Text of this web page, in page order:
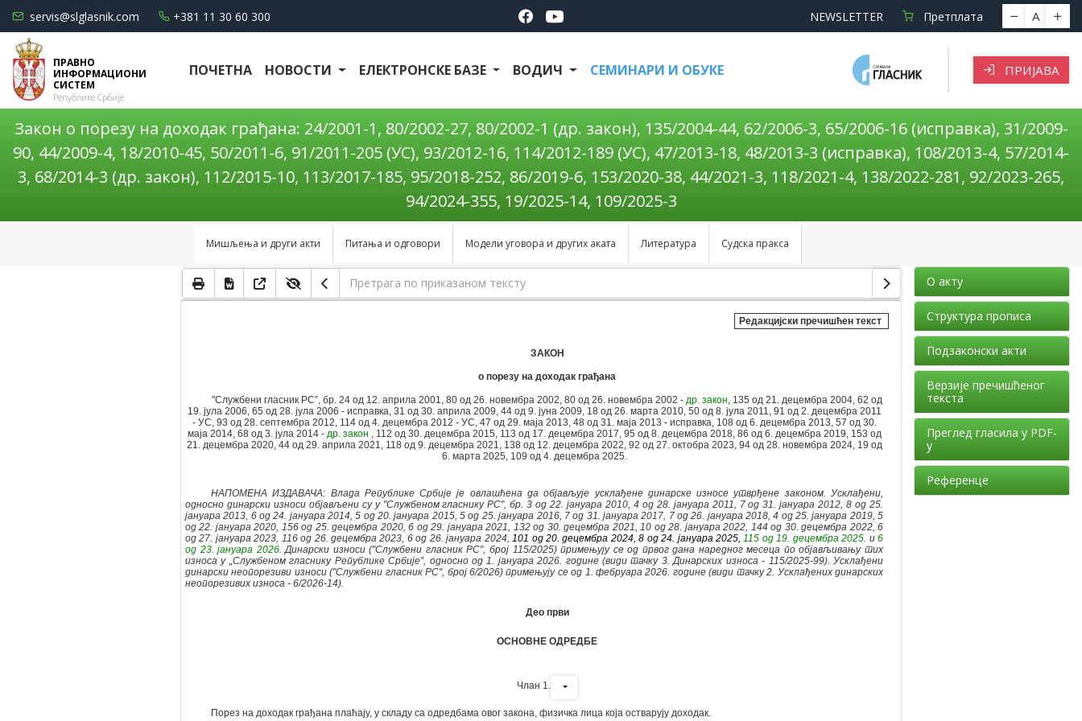
servis@slglasnik.com +381 11 30 60 300 NEWSLETTER Претплата A
ПРАВНО
ИНФОРМАЦИОНИ
СИСТЕМ
Републике Србије
ПОЧЕТНА НОВОСТИ ЕЛЕКТРОНСКЕ БАЗЕ ВОДИЧ СЕМИНАРИ И ОБУКЕ ПРИЈАВА
Закон о порезу на доходак грађана: 24/2001-1, 80/2002-27, 80/2002-1 (др. закон), 135/2004-44, 62/2006-3, 65/2006-16 (исправка), 31/2009-
90, 44/2009-4, 18/2010-45, 50/2011-6, 91/2011-205 (УС), 93/2012-16, 114/2012-189 (УС), 47/2013-18, 48/2013-3 (исправка), 108/2013-4, 57/2014-
3, 68/2014-3 (др. закон), 112/2015-10, 113/2017-185, 95/2018-252, 86/2019-6, 153/2020-38, 44/2021-3, 118/2021-4, 138/2022-281, 92/2023-265,
94/2024-355, 19/2025-14, 109/2025-3
Мишљења и други акти Питања и одговори Модели уговора и других аката Литература Судска пракса
Редакцијски пречишћен текст
ЗАКОН
о порезу на доходак грађана
"Службени гласник РС”, бр. 24 од 12. априла 2001, 80 од 26. новембра 2002, 80 од 26. новембра 2002 - др. закон , 135 од 21. децембра 2004, 62 од
19. јула 2006, 65 од 28. јула 2006 - исправка, 31 од 30. априла 2009, 44 од 9. јуна 2009, 18 од 26. марта 2010, 50 од 8. јула 2011, 91 од 2. децембра 2011
- УС, 93 од 28. септембра 2012, 114 од 4. децембра 2012 - УС, 47 од 29. маја 2013, 48 од 31. маја 2013 - исправка, 108 од 6. децембра 2013, 57 од 30.
маја 2014, 68 од 3. јула 2014 - др. закон , 112 од 30. децембра 2015, 113 од 17. децембра 2017, 95 од 8. децембра 2018, 86 од 6. децембра 2019, 153 од
21. децембра 2020, 44 од 29. априла 2021, 118 од 9. децембра 2021, 138 од 12. децембра 2022, 92 од 27. октобра 2023, 94 од 28. новембра 2024, 19 од
6. марта 2025, 109 од 4. децембра 2025.
НАПОМЕНА ИЗДАВАЧА: Влада Републике Србије је овлашћена да објављује усклађене динарске износе утврђене законом. Усклађени,
односно динарски износи објављени су у "Службеном гласнику РС", бр. 3 од 22. јануара 2010, 4 од 28. јануара 2011, 7 од 31. јануара 2012, 8 од 25.
јануара 2013, 6 од 24. јануара 2014, 5 од 20. јануара 2015, 5 од 25. јануара 2016, 7 од 31. јануара 2017, 7 од 26. јануара 2018, 4 од 25. јануара 2019, 5
од 22. јануара 2020, 156 од 25. децембра 2020, 6 од 29. јануара 2021, 132 од 30. децембра 2021, 10 од 28. јануара 2022, 144 од 30. децембра 2022, 6
од 27. јануара 2023, 116 од 26. децембра 2023, 6 од 26. јануара 2024, 101 од 20. децембра 2024, 8 од 24. јануара 2025, 115 од 19. децембра 2025 и6
од 23. јануара 2026. Динарски износи ("Службени гласник РС", број 115/2025) примењују се од првог дана наредног месеца по објављивању тих
износа у „Службеном гласнику Републике Србије”, односно од 1. јануара 2026. године (види тачку 3. Динарских износа - 115/2025-99). Усклађени
динарски неопорезиви износи ("Службени гласник РС", број 6/2026) примењују се од 1. фебруара 2026. године (види тачку 2. Усклађених динарских
неопорезивих износа - 6/2026-14).
Део први
ОСНОВНЕ ОДРЕДБЕ
Члан 1.
Порез на доходак грађана плаћају, у складу са одредбама овог закона, физичка лица која остварују доходак.
О акту
Структура прописа
Подзаконски акти
Верзије пречишћеног
текста
Преглед гласила у PDF-
у
Референце